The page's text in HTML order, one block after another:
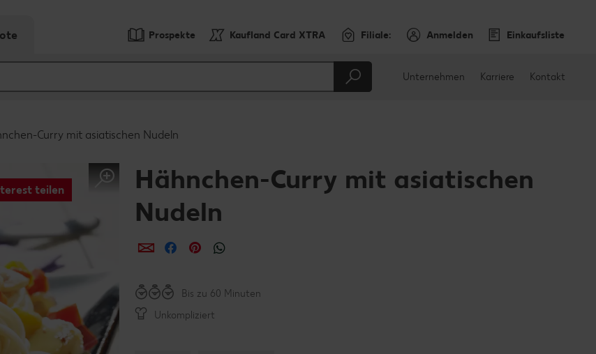
Prospekte Kaufland Card XTRA Filiale: Anmelden Einkaufsliste
Unternehmen Karriere Kontakt
Curry mit asiatischen Nudeln
teilen
Hähnchen-Curry mit asiatischen
Nudeln
per E-Mail teilen
per Facebook teilen
per Pinterest teilen
Bis zu 60 Minuten
Unkompliziert